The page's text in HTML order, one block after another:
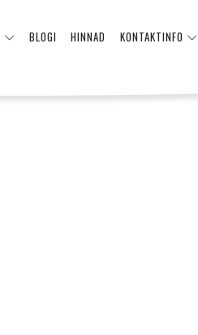
BLOGI HINNAD KONTAKTINFO